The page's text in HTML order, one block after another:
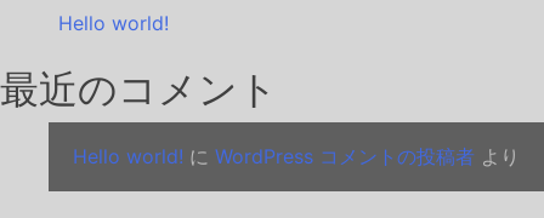
シ
ョ
Hello world!
最近のコメント
Hello world! に WordPress コメントの投稿者 より